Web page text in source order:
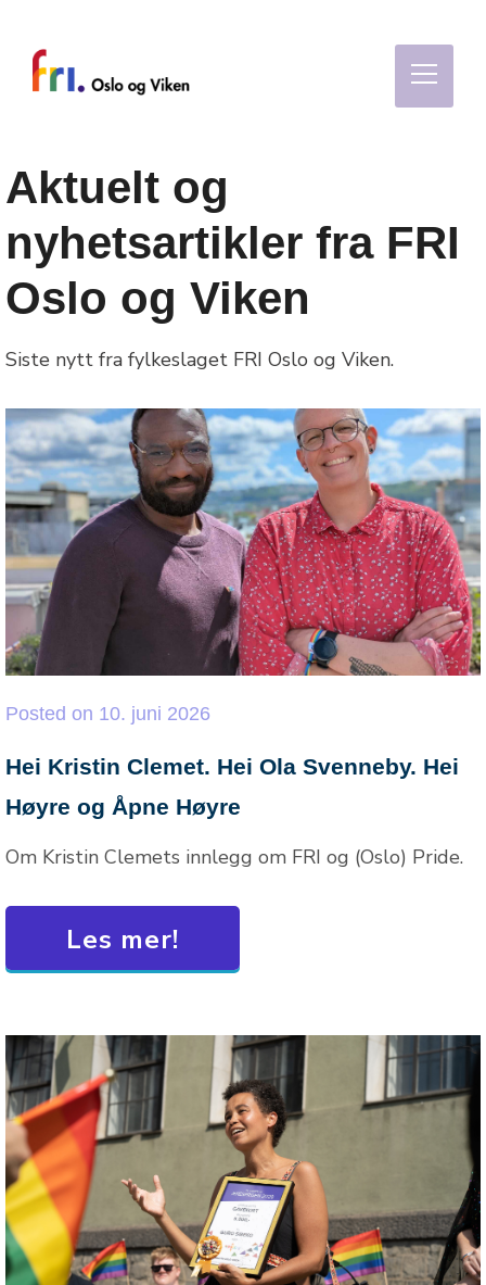
Aktuelt og
nyhetsartikler fra FRI
Oslo og Viken
Siste nytt fra fylkeslaget FRI Oslo og Viken.
Posted on 10. juni 2026
Hei Kristin Clemet. Hei Ola Svenneby. Hei
Høyre og Åpne Høyre
Om Kristin Clemets innlegg om FRI og (Oslo) Pride.
Les mer!